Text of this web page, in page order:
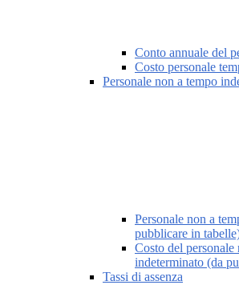
Conto annuale del
Costo personale
Personale non a tempo
Personale non a
pubblicare in
Costo del personale
indeterminato (da
Tassi di assenza